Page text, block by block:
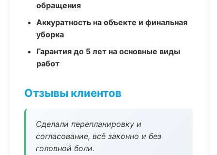
обращения
Аккуратность на объекте и финальная
уборка
Гарантия до 5 лет на основные виды
работ
Отзывы клиентов
Сделали перепланировку и
согласование, всё законно и без
головной боли.